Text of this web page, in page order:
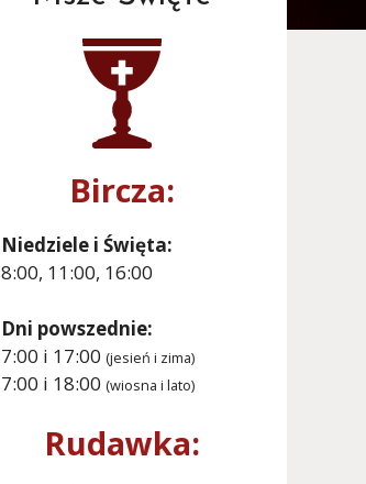
Bircza:
Niedziele i Święta:
8:00, 11:00, 16:00
Dni powszednie:
7:00 i 17:00 (jesień i zima)
7:00 i 18:00 (wiosna i lato)
Rudawka: